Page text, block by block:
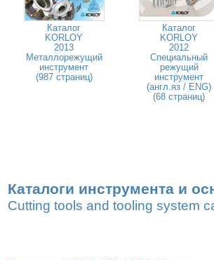
Каталог
KORLOY
2013
Металлорежущий
инструмент
(987 страниц)
Каталог
KORLOY
2012
Специальный
режущий
инструмент
(англ.яз / ENG)
(68 страниц)
Каталоги инструмента и
Cutting tools and tooling system